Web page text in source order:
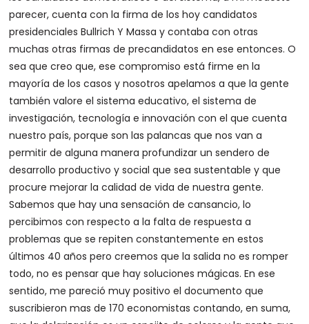
parecer, cuenta con la firma de los hoy candidatos
presidenciales Bullrich Y Massa y contaba con otras
muchas otras firmas de precandidatos en ese entonces. O
sea que creo que, ese compromiso está firme en la
mayoría de los casos y nosotros apelamos a que la gente
también valore el sistema educativo, el sistema de
investigación, tecnología e innovación con el que cuenta
nuestro país, porque son las palancas que nos van a
permitir de alguna manera profundizar un sendero de
desarrollo productivo y social que sea sustentable y que
procure mejorar la calidad de vida de nuestra gente.
Sabemos que hay una sensación de cansancio, lo
percibimos con respecto a la falta de respuesta a
problemas que se repiten constantemente en estos
últimos 40 años pero creemos que la salida no es romper
todo, no es pensar que hay soluciones mágicas. En ese
sentido, me pareció muy positivo el documento que
suscribieron mas de 170 economistas contando, en suma,